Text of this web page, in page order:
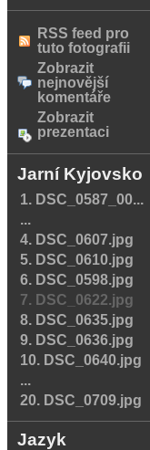
RSS feed pro
tuto fotografii
Zobrazit
nejnovější
komentáře
Zobrazit
prezentaci
Jarní Kyjovsko
1. DSC_0587_00...
...
4. DSC_0607.jpg
5. DSC_0610.jpg
6. DSC_0598.jpg
7. DSC_0622.jpg
8. DSC_0635.jpg
9. DSC_0636.jpg
10. DSC_0640.jpg
...
20. DSC_0709.jpg
Jazyk